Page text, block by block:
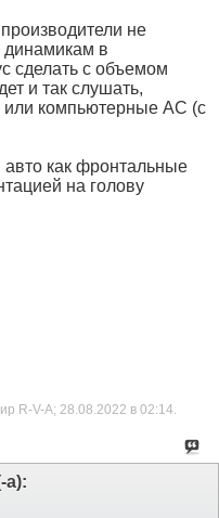
не
в
сделать с объемом
и так слушать,
или компьютерные АС (с
как фронтальные
на голову
R-V-A; 28.08.2022 в 02:14
а):